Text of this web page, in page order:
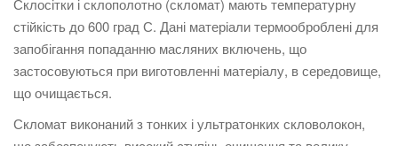
Склосітки і склополотно (скломат) мають температурну
стійкість до 600 град С. Дані матеріали термооброблені для
запобігання попаданню масляних включень, що
застосовуються при виготовленні матеріалу, в середовище,
що очищається.
Скломат виконаний з тонких і ультратонких скловолокон,